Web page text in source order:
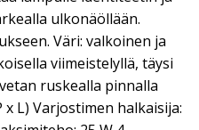
ulkonäöllään.
Väri: valkoinen ja
viimeistelyllä, täysi
ruskealla pinnalla
x L) Varjostimen halkaisija: